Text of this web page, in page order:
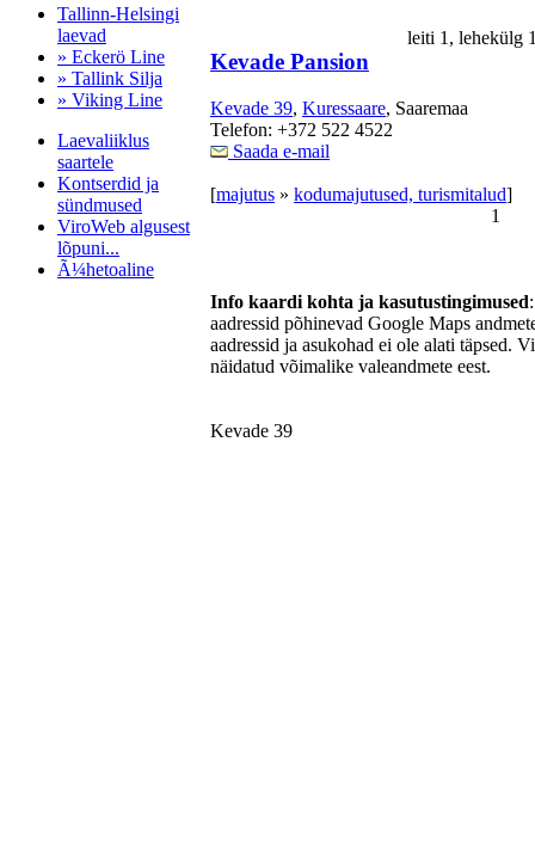
Tallinn-Helsingi
laevad
» Eckerö Line
» Tallink Silja
» Viking Line
Laevaliiklus
saartele
Kontserdid ja
sündmused
ViroWeb algusest
lõpuni...
Ã¼hetoaline
leiti 1,
Kevade Pansion
Kevade 39, Kuressaare, Saaremaa
Telefon: +372 522 4522
Saada e-mail
[majutus » kodumajutused, turismitalud]
1
Info kaardi kohta ja kasutustingimused
aadressid põhinevad Google Maps
aadressid ja asukohad ei ole alati täpsed.
näidatud võimalike valeandmete eest.
Kevade 39